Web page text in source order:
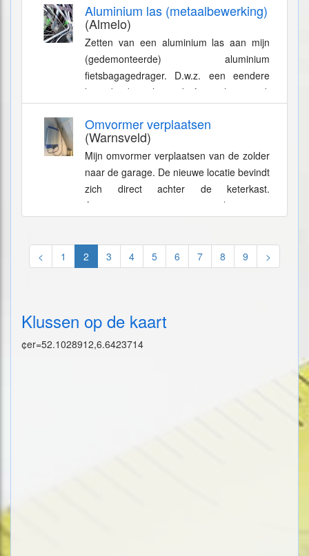
Aluminium las (metaalbewerking)
(Almelo)
Zetten van een aluminium las aan mijn
(gedemonteerde) aluminium
fietsbagagedrager. D.w.z. een eendere
lasverbinding als op de foto-achtergrond,
lasverbinding op de...
Omvormer verplaatsen
(Warnsveld)
Mijn omvormer verplaatsen van de zolder
naar de garage. De nieuwe locatie bevindt
zich direct achter de keterkast.
Aanpassen -omvormer verplaatsen -
<
1 2 3 4 5 6 7 8 9 >
Klussen op de kaart
¢er=52.1028912,6.6423714